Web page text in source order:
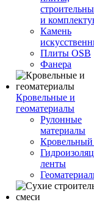
и
Камень
Плиты OSB
Фанера
Кровельные и
геоматериалы
Рулонные
материалы
ленты